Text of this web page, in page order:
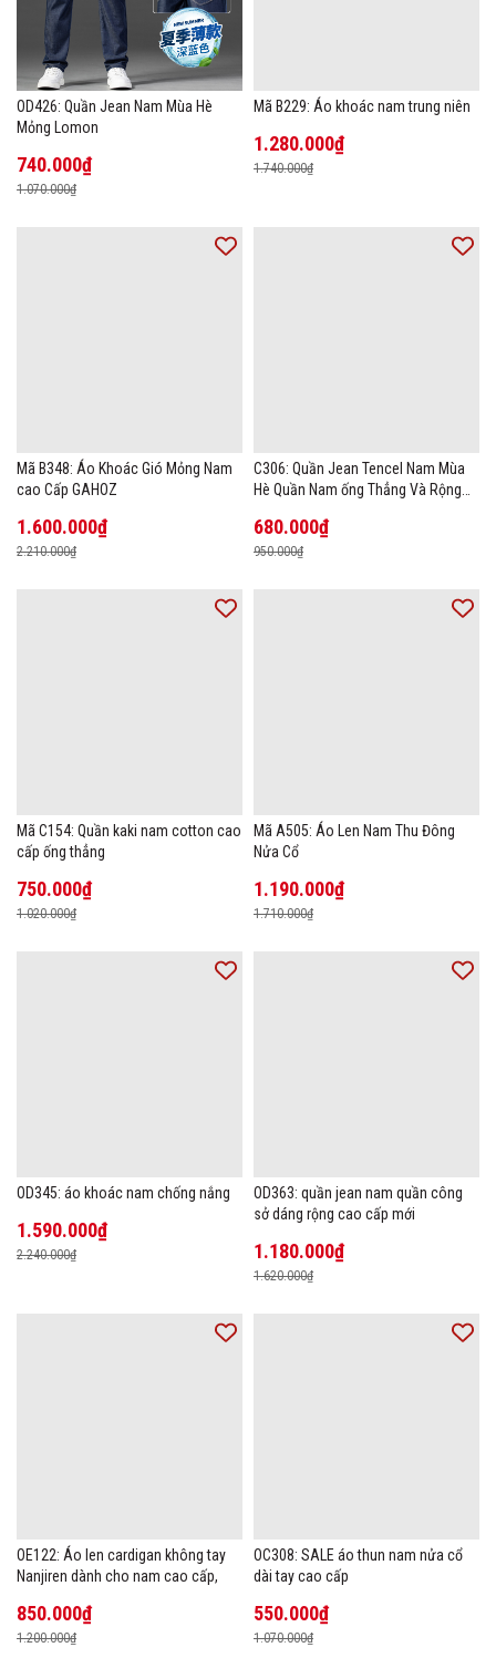
OD426: Quần Jean Nam Mùa Hè
Mỏng Lomon
740.000₫
1.070.000₫
Mã B229: Áo khoác nam trung niên
1.280.000₫
1.740.000₫
Mã B348: Áo Khoác Gió Mỏng Nam
cao Cấp GAHOZ
1.600.000₫
2.210.000₫
C306: Quần Jean Tencel Nam Mùa
Hè Quần Nam ống Thẳng Và Rộng
680.000₫
950.000₫
Mã C154: Quần kaki nam cotton cao
cấp ống thẳng
750.000₫
1.020.000₫
Mã A505: Áo Len Nam Thu Đông
Nửa Cổ
1.190.000₫
1.710.000₫
OD345: áo khoác nam chống nắng
1.590.000₫
2.240.000₫
OD363: quần jean nam quần công
sở dáng rộng cao cấp mới
1.180.000₫
1.620.000₫
OE122: Áo len cardigan không tay
Nanjiren dành cho nam cao cấp,
850.000₫
1.200.000₫
OC308: SALE áo thun nam nửa cổ
dài tay cao cấp
550.000₫
1.070.000₫